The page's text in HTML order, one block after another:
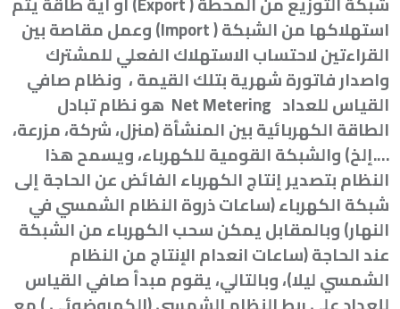
استهلاكها من الشبكة( Import)
وعمل مقاصة بين
القراءتين لاحتساب الاستهلاك الفعلي للمشترك
واصدار فاتورة شهرية بتلك القيمة ، ونظام صافي
القياس للعداد Net Metering هو نظام تبادل
الطاقة الكهربائية بين المنشأة (منزل، شركة، مزرعة،
….إلخ) والشبكة القومية للكهرباء، ويسمح هذا
النظام بتصدير إنتاج الكهرباء الفائض عن الحاجة إلى
شبكة الكهرباء (ساعات ذروة النظام الشمسي في
النهار) وبالمقابل يمكن سحب الكهرباء من الشبكة
عند الحاجة (ساعات انعدام الإنتاج من النظام
الشمسي ليلا)، وبالتالي، يقوم مبدأ صافي القياس